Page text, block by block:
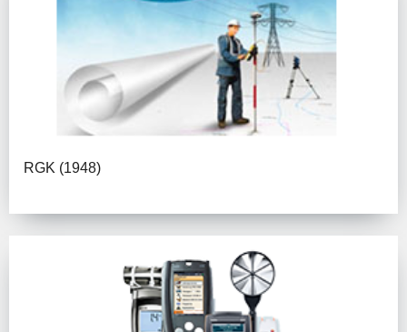
RGK (1948)